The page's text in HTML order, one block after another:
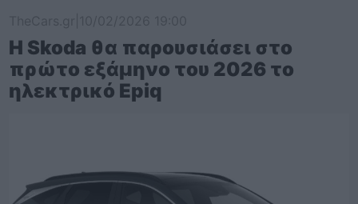
Η Skoda θα παρουσιάσει στο
πρώτο εξάμηνο του 2026 το
ηλεκτρικό Epiq